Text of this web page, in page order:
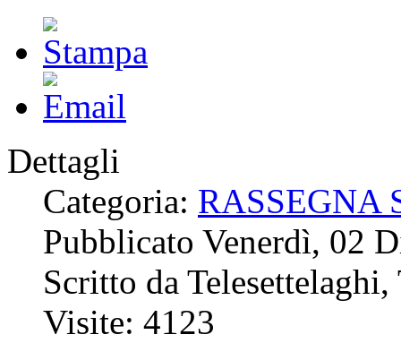
Dettagli
Categoria: RASSEGNA
Pubblicato Venerdì, 02
Scritto da Telesettelaghi,
Visite: 4123